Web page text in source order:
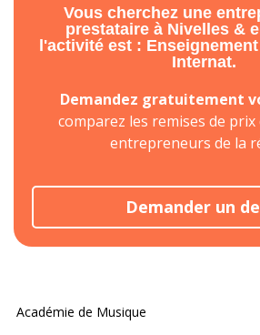
Vous cherchez une
prestataire à Nivelles &
l'activité est :
Internat.
Demandez gratuitement
comparez les remises de
entrepreneurs de la
Demander un
Académie de Musique